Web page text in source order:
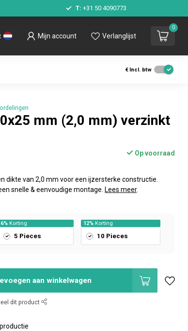
T: +31 50 4090773
Mijn account Verlanglijst
0
€ Incl. btw
mm (2,0 mm) verzinkt
Op voorraad
dikte van 2,0 mm voor een ijzersterke constructie.
snelle & eenvoudige montage. Lees meer.
6% Korting
5 Pieces
12% Korting
10 Pieces
aan winkelwagen
dit product